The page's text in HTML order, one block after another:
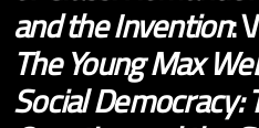
and the Invention:
The Young Max
Social Democracy: